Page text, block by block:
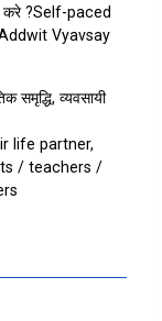
करे ?Self-paced
Vyavsay
समृद्धि, व्यवसायी
life partner,
/ teachers /